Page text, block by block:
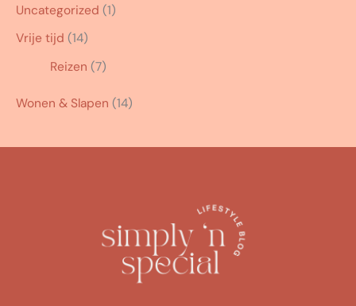
Uncategorized (1)
Vrije tijd (14)
Reizen (7)
Wonen & Slapen (14)